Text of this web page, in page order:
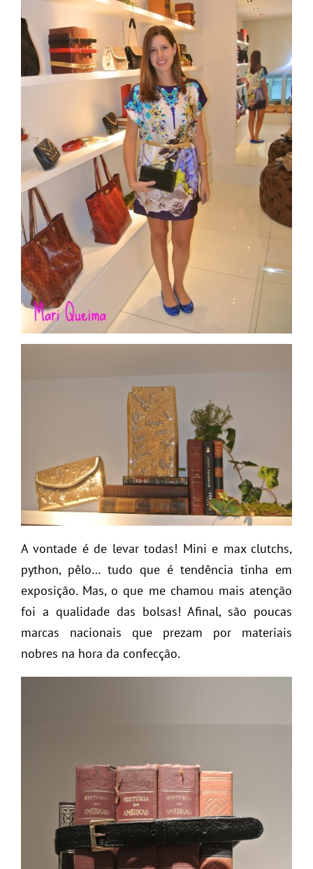
A vontade é de levar todas! Mini e max clutchs,
python, pêlo… tudo que é tendência tinha em
exposição. Mas, o que me chamou mais atenção
foi a qualidade das bolsas! Afinal, são poucas
marcas nacionais que prezam por materiais
nobres na hora da confecção.